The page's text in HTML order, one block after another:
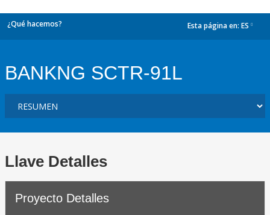
¿Qué hacemos? Esta página en: ES
BANKNG SCTR-91L
Llave Detalles
Proyecto Detalles